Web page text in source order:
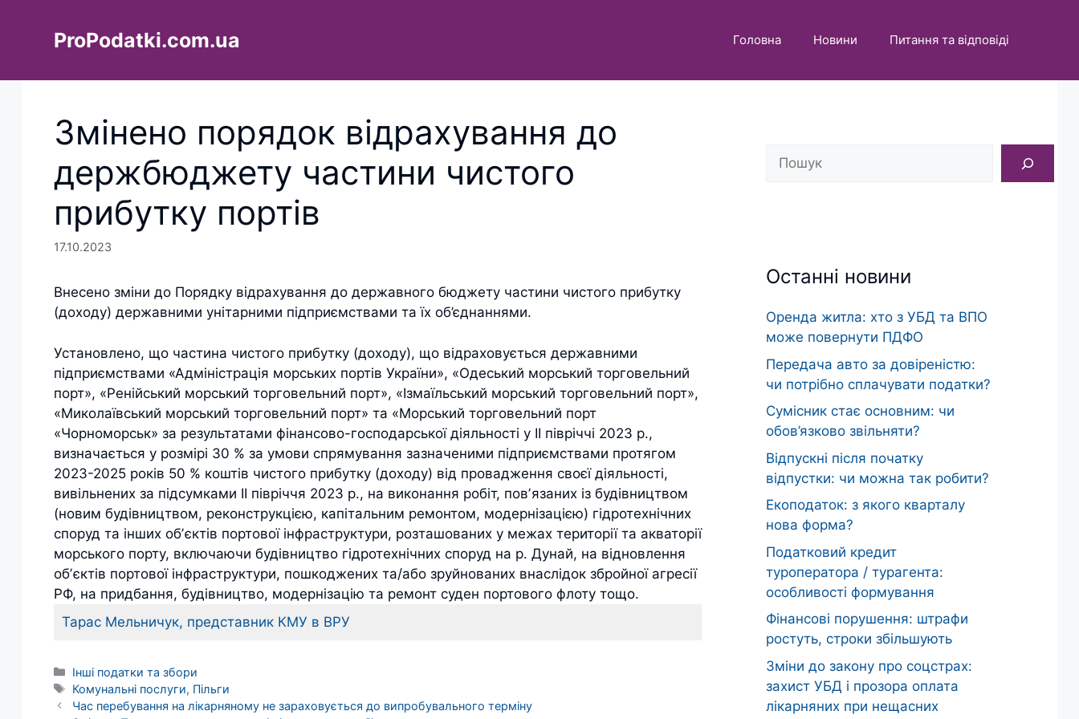
ProPodatki.com.ua Головна Новини Питання та відповіді
Змінено порядок відрахування до
держбюджету частини чистого
прибутку портів
17.10.2023
Внесено зміни до Порядку відрахування до державного бюджету частини чистого прибутку
(доходу) державними унітарними підприємствами та їх об’єднаннями.
Установлено, що частина чистого прибутку (доходу), що відраховується державними
підприємствами «Адміністрація морських портів України», «Одеський морський торговельний
порт», «Ренійський морський торговельний порт», «Ізмаїльський морський торговельний порт»,
«Миколаївський морський торговельний порт» та «Морський торговельний порт
«Чорноморськ» за результатами фінансово-господарської діяльності у ІІ півріччі 2023 р.,
визначається у розмірі 30 % за умови спрямування зазначеними підприємствами протягом
2023-2025 років 50 % коштів чистого прибутку (доходу) від провадження своєї діяльності,
вивільнених за підсумками ІI півріччя 2023 р., на виконання робіт, повʼязаних із будівництвом
(новим будівництвом, реконструкцією, капітальним ремонтом, модернізацією) гідротехнічних
споруд та інших обʼєктів портової інфраструктури, розташованих у межах території та акваторії
морського порту, включаючи будівництво гідротехнічних споруд на р. Дунай, на відновлення
обʼєктів портової інфраструктури, пошкоджених та/або зруйнованих внаслідок збройної агресії
РФ, на придбання, будівництво, модернізацію та ремонт суден портового флоту тощо.
Тарас Мельничук, представник КМУ в ВРУ
Категорії
Інші податки та збори
Позначки
Комунальні послуги, Пільги
Час перебування на лікарняному не зараховується до випробувального терміну
Пошук
Останні новини
Оренда житла: хто з УБД та ВПО
може повернути ПДФО
Передача авто за довіреністю:
чи потрібно сплачувати податки?
Сумісник стає основним: чи
обов’язково звільняти?
Відпускні після початку
відпустки: чи можна так робити?
Екоподаток: з якого кварталу
нова форма?
Податковий кредит
туроператора / турагента:
особливості формування
Фінансові порушення: штрафи
ростуть, строки збільшують
Зміни до закону про соцстрах:
захист УБД і прозора оплата
лікарняних при нещасних